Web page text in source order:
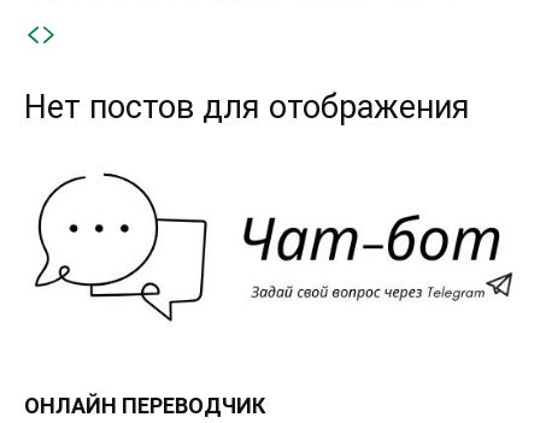
Нет постов для отображения
ОНЛАЙН ПЕРЕВОДЧИК